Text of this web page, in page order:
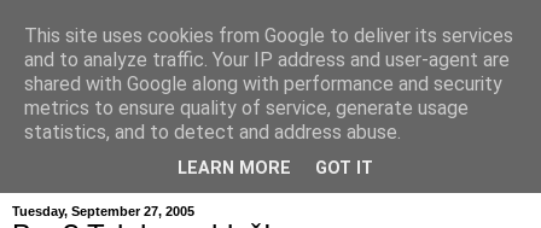
hajma
Tuesday, September 27, 2005
This site uses cookies from Google to deliver its services
and to analyze traffic. Your IP address and user-agent are
shared with Google along with performance and security
metrics to ensure quality of service, generate usage
statistics, and to detect and address abuse.
LEARN MORE GOT IT